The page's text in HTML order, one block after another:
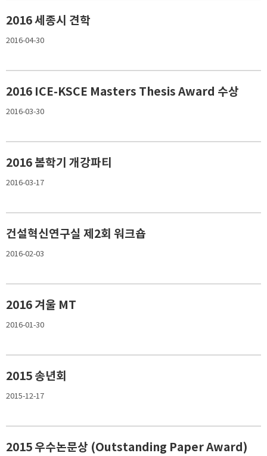
2016 세종시 견학
2016-04-30
2016 ICE-KSCE Masters Thesis Award 수상
2016-03-30
2016 봄학기 개강파티
2016-03-17
건설혁신연구실 제2회 워크숍
2016-02-03
2016 겨울 MT
2016-01-30
2015 송년회
2015-12-17
2015 우수논문상 (Outstanding Paper Award)